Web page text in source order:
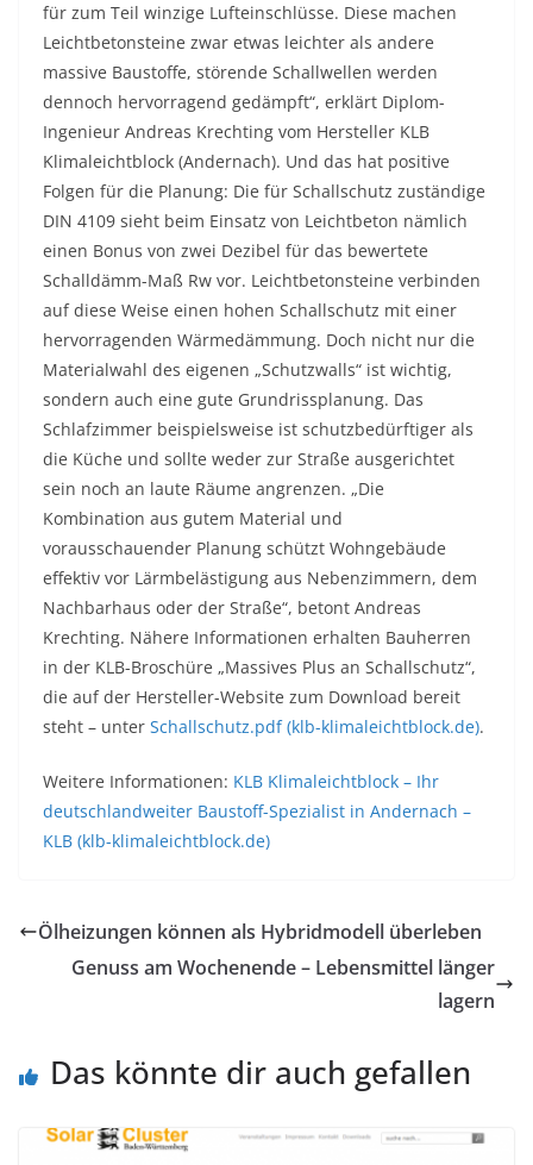
für zum Teil winzige Lufteinschlüsse. Diese machen
Leichtbetonsteine zwar etwas leichter als andere
massive Baustoffe, störende Schallwellen werden
dennoch hervorragend gedämpft“, erklärt Diplom-
Ingenieur Andreas Krechting vom Hersteller KLB
Klimaleichtblock (Andernach). Und das hat positive
Folgen für die Planung: Die für Schallschutz zuständige
DIN 4109 sieht beim Einsatz von Leichtbeton nämlich
einen Bonus von zwei Dezibel für das bewertete
Schalldämm-Maß Rw vor. Leichtbetonsteine verbinden
auf diese Weise einen hohen Schallschutz mit einer
hervorragenden Wärmedämmung. Doch nicht nur die
Materialwahl des eigenen „Schutzwalls“ ist wichtig,
sondern auch eine gute Grundrissplanung. Das
Schlafzimmer beispielsweise ist schutzbedürftiger als
die Küche und sollte weder zur Straße ausgerichtet
sein noch an laute Räume angrenzen. „Die
Kombination aus gutem Material und
vorausschauender Planung schützt Wohngebäude
effektiv vor Lärmbelästigung aus Nebenzimmern, dem
Nachbarhaus oder der Straße“, betont Andreas
Krechting. Nähere Informationen erhalten Bauherren
in der KLB-Broschüre „Massives Plus an Schallschutz“,
die auf der Hersteller-Website zum Download bereit
steht – unter Schallschutz.pdf (klb-klimaleichtblock.de).
Weitere Informationen: KLB Klimaleichtblock – Ihr
deutschlandweiter Baustoff-Spezialist in Andernach –
KLB (klb-klimaleichtblock.de)
Ölheizungen können als Hybridmodell überleben
Genuss am Wochenende – Lebensmittel länger
lagern
Das könnte dir auch gefallen